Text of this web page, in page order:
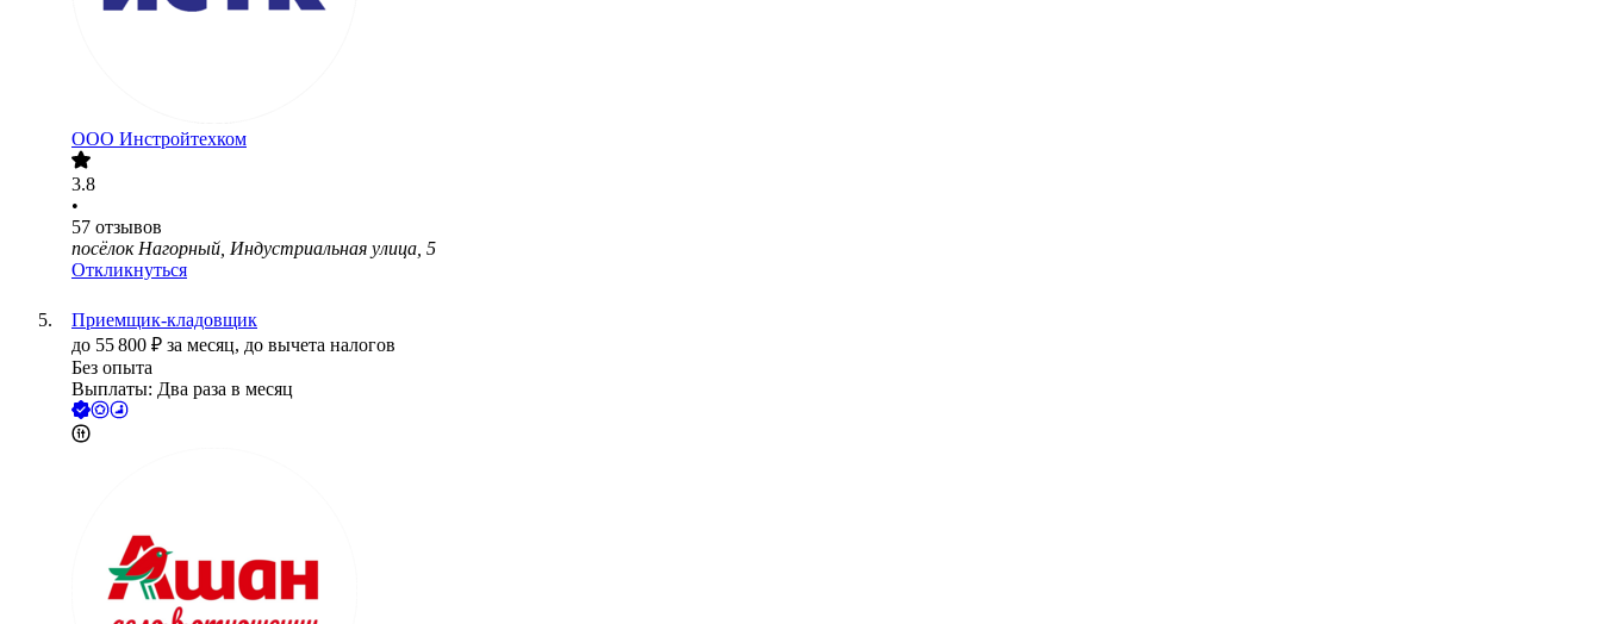
ООО Инстройтехком
3.8
•
57 отзывов
посёлок Нагорный, Индустриальная улица, 5
Откликнуться
Приемщик-кладовщик
до 55 800 ₽ за месяц, до вычета налогов
Без опыта
Выплаты: Два раза в месяц